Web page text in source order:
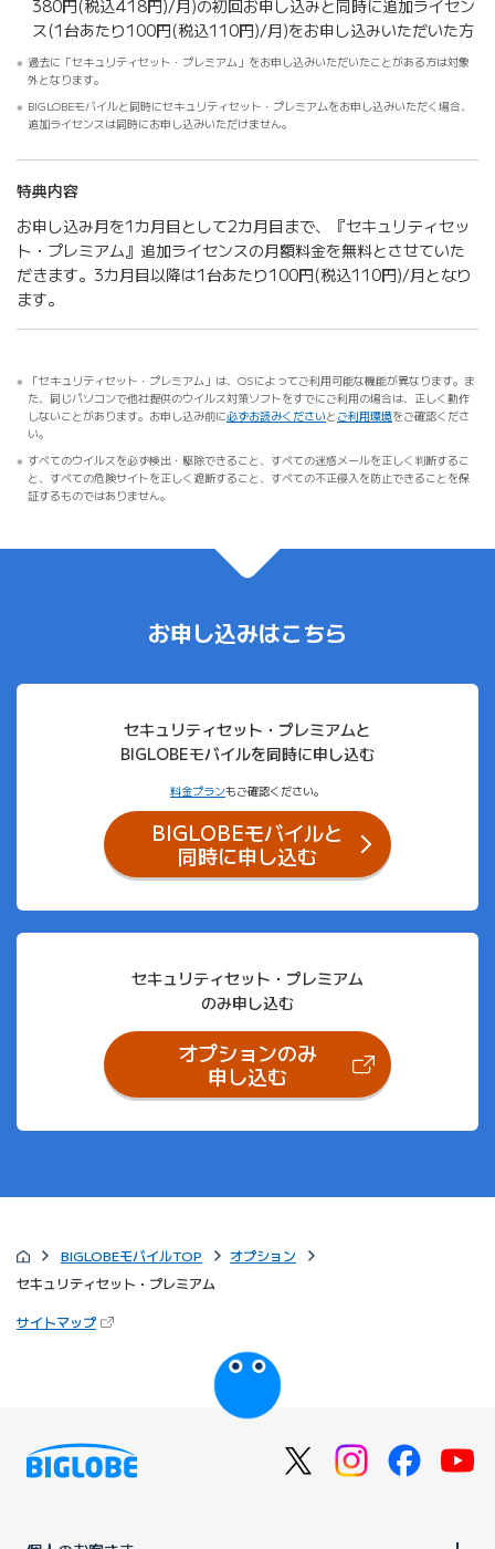
380円(税込418円)/月)の初回お申し込みと同時に追加ライセン
ス(1台あたり100円(税込110円)/月)をお申し込みいただいた方
過去に「セキュリティセット・プレミアム」をお申し込みいただいたことがある方は対象
外となります。
BIGLOBEモバイルと同時にセキュリティセット・プレミアムをお申し込みいただく場合、
追加ライセンスは同時にお申し込みいただけません。
特典内容
お申し込み月を1カ月目として2カ月目まで、『セキュリティセッ
ト・プレミアム』追加ライセンスの月額料金を無料とさせていた
だきます。3カ月目以降は1台あたり100円(税込110円)/月となり
ます。
「セキュリティセット・プレミアム」は、OSによってご利用可能な機能が異なります。ま
た、同じパソコンで他社提供のウイルス対策ソフトをすでにご利用の場合は、正しく動作
しないことがあります。お申し込み前に必ずお読みくださいと ご利用環境をご確認くださ
い。
すべてのウイルスを必ず検出・駆除できること、すべての迷惑メールを正しく判断するこ
と、すべての危険サイトを正しく遮断すること、すべての不正侵入を防止できることを保
証するものではありません。
お申し込みはこちら
セキュリティセット・プレミアムと
BIGLOBEモバイルを同時に申し込む
料金プランもご確認ください。
BIGLOBEモバイルと
同時に申し込む
セキュリティセット・プレミアム
のみ申し込む
オプションのみ
申し込む（新しいタブで開きます）
BIGLOBEモバイルTOP
オプション
セキュリティセット・プレミアム
サイトマップ（新しいタブで開きます）
びっぷるのページ